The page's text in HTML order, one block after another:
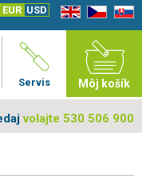
EN CZ SK
EUR USD
Môj košík
Servis
volajte 530 506 900